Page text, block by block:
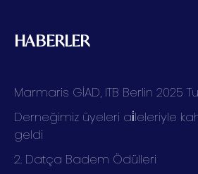
HABERLER
Marmaris GİAD, ITB Berlin 2025
Derneğimiz üyeleri ai̇leleriyle
geldi
2. Datça Badem Ödülleri